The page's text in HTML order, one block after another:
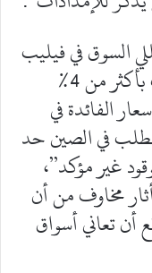
السوق في فيليب
نوفا “إن أسعار النفط الخام ارتفعت بأكثر من 4%
الفائدة في
في الصين حد
غير مؤكد”،
مخاوف من أن
أن تعاني أسواق